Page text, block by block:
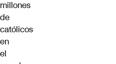
millones
de
católicos
en
el